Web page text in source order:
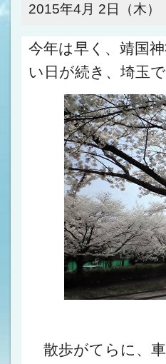
2015年4月 2日（木）
今年は早く、靖国
い日が続き、埼玉
散歩がてらに、